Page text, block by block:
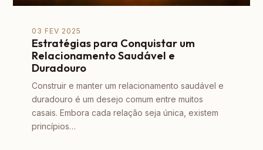
03 FEV 2025
Estratégias para Conquistar um
Relacionamento Saudável e
Duradouro
Construir e manter um relacionamento saudável e
duradouro é um desejo comum entre muitos
casais. Embora cada relação seja única, existem
princípios…